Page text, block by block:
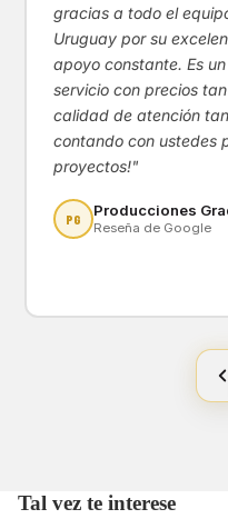
gracias a todo el
Uruguay por su
apoyo constante. Es
servicio con precios
calidad de atención
contando con ustedes
proyectos!"
PG Producciones
Reseña de Google
Tal vez te interese